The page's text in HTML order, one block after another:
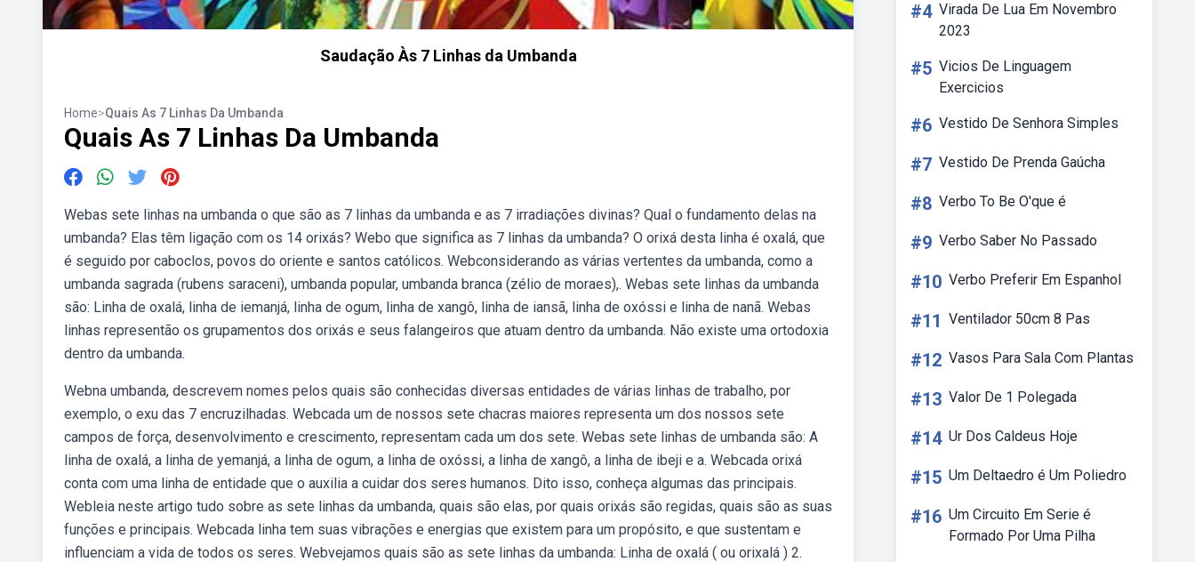
Saudação Às 7 Linhas da Umbanda
Home>Quais As 7 Linhas Da Umbanda
Quais As 7 Linhas Da Umbanda
Webas sete linhas na umbanda o que são as 7 linhas da umbanda e as 7 irradiações divinas? Qual o fundamento delas na
umbanda? Elas têm ligação com os 14 orixás? Webo que significa as 7 linhas da umbanda? O orixá desta linha é oxalá, que
é seguido por caboclos, povos do oriente e santos católicos. Webconsiderando as várias vertentes da umbanda, como a
umbanda sagrada (rubens saraceni), umbanda popular, umbanda branca (zélio de moraes),. Webas sete linhas da umbanda
são: Linha de oxalá, linha de iemanjá, linha de ogum, linha de xangô, linha de iansã, linha de oxóssi e linha de nanã. Webas
linhas representão os grupamentos dos orixás e seus falangeiros que atuam dentro da umbanda. Não existe uma ortodoxia
dentro da umbanda.
Webna umbanda, descrevem nomes pelos quais são conhecidas diversas entidades de várias linhas de trabalho, por
exemplo, o exu das 7 encruzilhadas. Webcada um de nossos sete chacras maiores representa um dos nossos sete
campos de força, desenvolvimento e crescimento, representam cada um dos sete. Webas sete linhas de umbanda são: A
linha de oxalá, a linha de yemanjá, a linha de ogum, a linha de oxóssi, a linha de xangô, a linha de ibeji e a. Webcada orixá
conta com uma linha de entidade que o auxilia a cuidar dos seres humanos. Dito isso, conheça algumas das principais.
Webleia neste artigo tudo sobre as sete linhas da umbanda, quais são elas, por quais orixás são regidas, quais são as suas
funções e principais. Webcada linha tem suas vibrações e energias que existem para um propósito, e que sustentam e
influenciam a vida de todos os seres. Webvejamos quais são as sete linhas da umbanda: Linha de oxalá ( ou orixalá ) 2.
#4 Virada De Lua Em Novembro
2023
#5 Vicios De Linguagem
Exercicios
#6 Vestido De Senhora Simples
#7 Vestido De Prenda Gaúcha
#8 Verbo To Be O'que é
#9 Verbo Saber No Passado
#10 Verbo Preferir Em Espanhol
#11 Ventilador 50cm 8 Pas
#12 Vasos Para Sala Com Plantas
#13 Valor De 1 Polegada
#14 Ur Dos Caldeus Hoje
#15 Um Deltaedro é Um Poliedro
#16 Um Circuito Em Serie é
Formado Por Uma Pilha